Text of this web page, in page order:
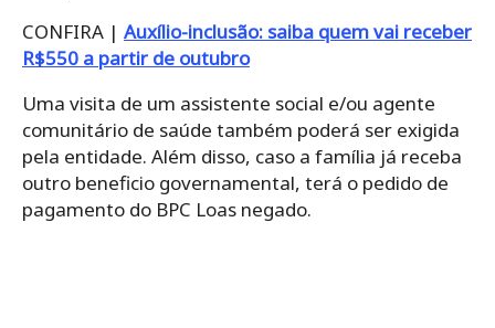
CONFIRA | Auxílio-inclusão: saiba quem vai receber
R$550 a partir de outubro
Uma visita de um assistente social e/ou agente
comunitário de saúde também poderá ser exigida
pela entidade. Além disso, caso a família já receba
outro beneficio governamental, terá o pedido de
pagamento do BPC Loas negado.